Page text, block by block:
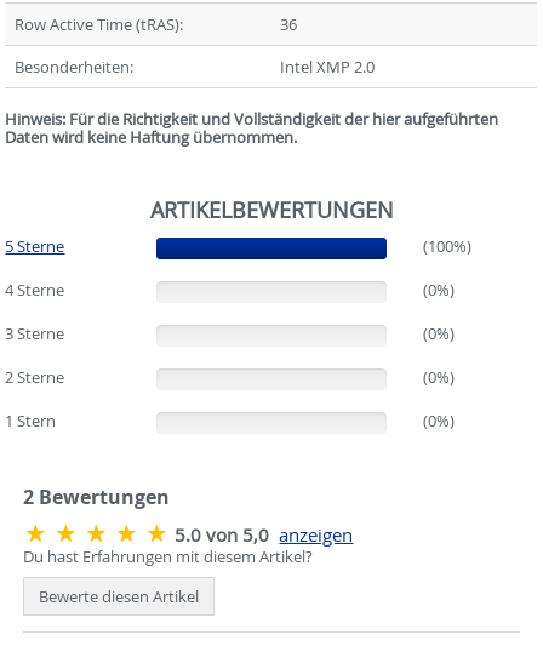
Row Active Time (tRAS):
36
Besonderheiten:
Intel XMP 2.0
Hinweis: Für die Richtigkeit und Vollständigkeit der hier aufgeführten
Daten wird keine Haftung übernommen.
ARTIKELBEWERTUNGEN
5 Sterne (100%)
(100%)
4 Sterne
(0%)
3 Sterne
(0%)
2 Sterne
(0%)
1 Stern
(0%)
2 Bewertungen
5.0 von 5,0 anzeigen
Du hast Erfahrungen mit diesem Artikel?
Bewerte diesen Artikel